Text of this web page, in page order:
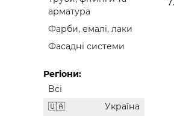
арматура
Фарби, емалі, лаки
Фасадні системи
Регіони:
Всі
Україна